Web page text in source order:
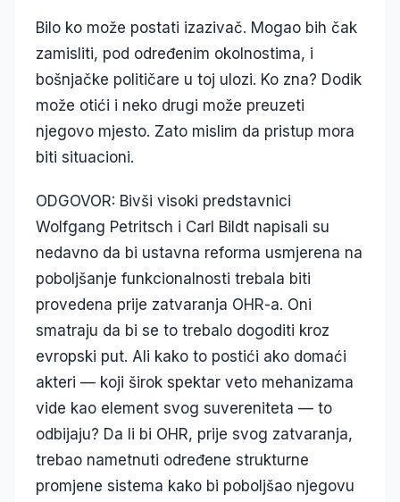
Bilo ko može postati izazivač. Mogao bih čak
zamisliti, pod određenim okolnostima, i
bošnjačke političare u toj ulozi. Ko zna? Dodik
može otići i neko drugi može preuzeti
njegovo mjesto. Zato mislim da pristup mora
biti situacioni.
ODGOVOR: Bivši visoki predstavnici
Wolfgang Petritsch i Carl Bildt napisali su
nedavno da bi ustavna reforma usmjerena na
poboljšanje funkcionalnosti trebala biti
provedena prije zatvaranja OHR-a. Oni
smatraju da bi se to trebalo dogoditi kroz
evropski put. Ali kako to postići ako domaći
akteri — koji širok spektar veto mehanizama
vide kao element svog suvereniteta — to
odbijaju? Da li bi OHR, prije svog zatvaranja,
trebao nametnuti određene strukturne
promjene sistema kako bi poboljšao njegovu